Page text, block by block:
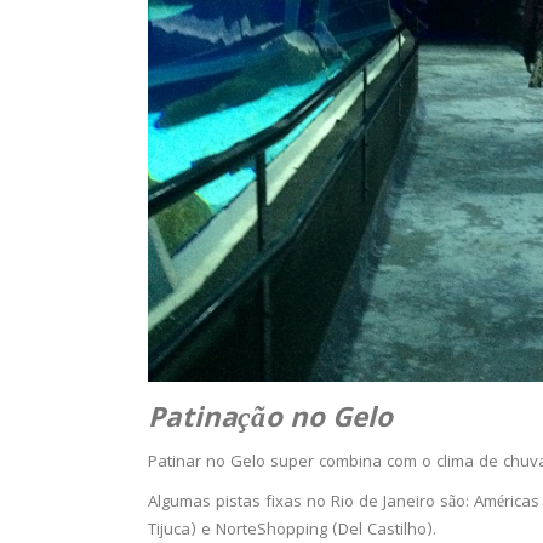
Patinação no Gelo
Patinar no Gelo super combina com o clima de
Algumas pistas fixas no Rio de Janeiro são:
Tijuca) e NorteShopping (Del Castilho).